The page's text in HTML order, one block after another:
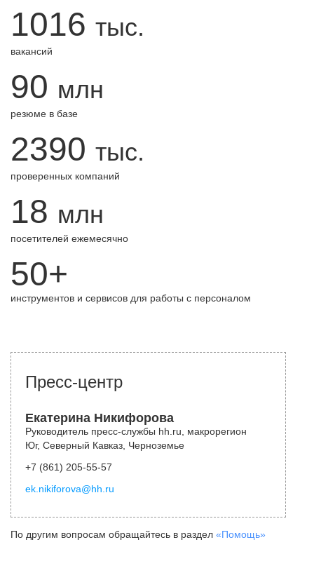
1016 тыс.
вакансий
90 млн
резюме в базе
2390 тыс.
проверенных компаний
18 млн
посетителей ежемесячно
50+
инструментов и сервисов для работы с персоналом
Пресс-центр
Екатерина Никифорова
Руководитель пресс-службы hh.ru, макрорегион
Юг, Северный Кавказ, Черноземье
+7 (861) 205-55-57
ek.nikiforova@hh.ru
По другим вопросам обращайтесь в раздел «Помощь»